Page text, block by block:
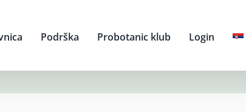
Podrška Probotanic klub Login